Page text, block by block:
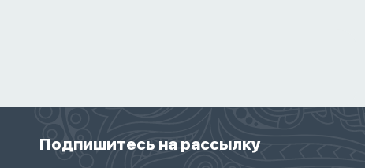
Подпишитесь на рассылку